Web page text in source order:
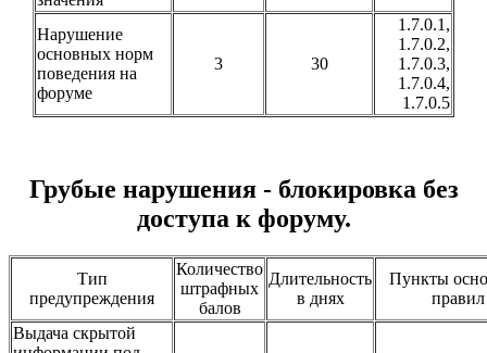
Нарушение
основных норм
поведения на
форуме
3 30
1.7.0.1,
1.7.0.2,
1.7.0.3,
1.7.0.4,
1.7.0.5
Грубые нарушения - блокировка без
доступа к форуму.
Тип
предупреждения
Количество
штрафных
балов
Длительность
в днях
Пункты
правил
Выдача скрытой